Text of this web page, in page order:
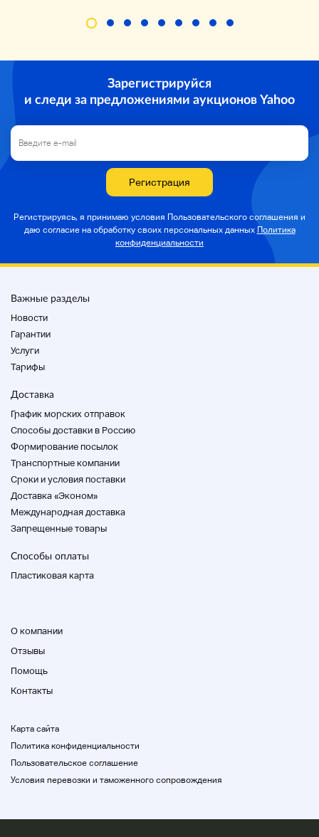
Зарегистрируйся
и следи за предложениями аукционов Yahoo
Регистрация
Регистрируясь, я принимаю условия Пользовательского соглашения и
даю согласие на обработку своих персональных данных Политика
конфиденциальности
Важные разделы
Новости
Гарантии
Услуги
Тарифы
Доставка
График морских отправок
Способы доставки в Россию
Формирование посылок
Транспортные компании
Cроки и условия поставки
Доставка «Эконом»
Международная доставка
Запрещенные товары
Способы оплаты
Пластиковая карта
О компании
Отзывы
Помощь
Контакты
Карта сайта
Политика конфиденциальности
Пользовательское соглашение
Условия перевозки и таможенного сопровождения